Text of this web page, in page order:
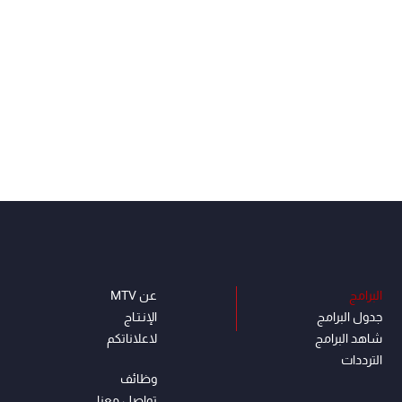
البرامج
جدول البرامج
شاهد البرامج
الترددات
عن MTV
الإنـتـاج
لاعلاناتكم
وظائف